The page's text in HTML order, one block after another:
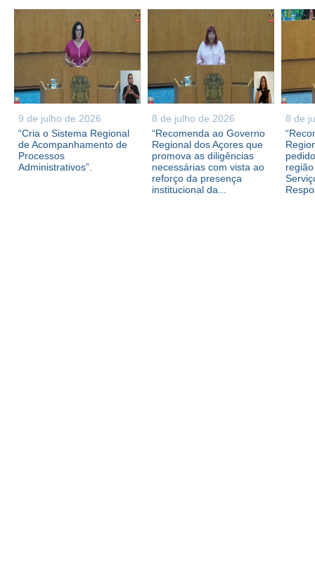
9 de julho de 2026
“Cria o Sistema Regional
de Acompanhamento de
Processos
Administrativos”.
8 de julho de 2026
“Recomenda ao Governo
Regional dos Açores que
promova as diligências
necessárias com vista ao
reforço da presença
institucional da...
8 de